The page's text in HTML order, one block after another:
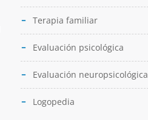
Terapia familiar
Evaluación psicológica
Evaluación neuropsicológica
Logopedia